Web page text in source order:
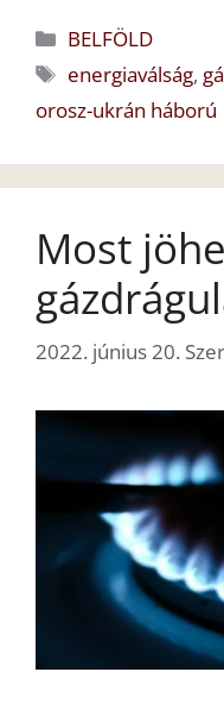
Kategória
BELFÖLD
Címkék
energiaválság,
orosz-ukrán háború
Most
2022. június 20.